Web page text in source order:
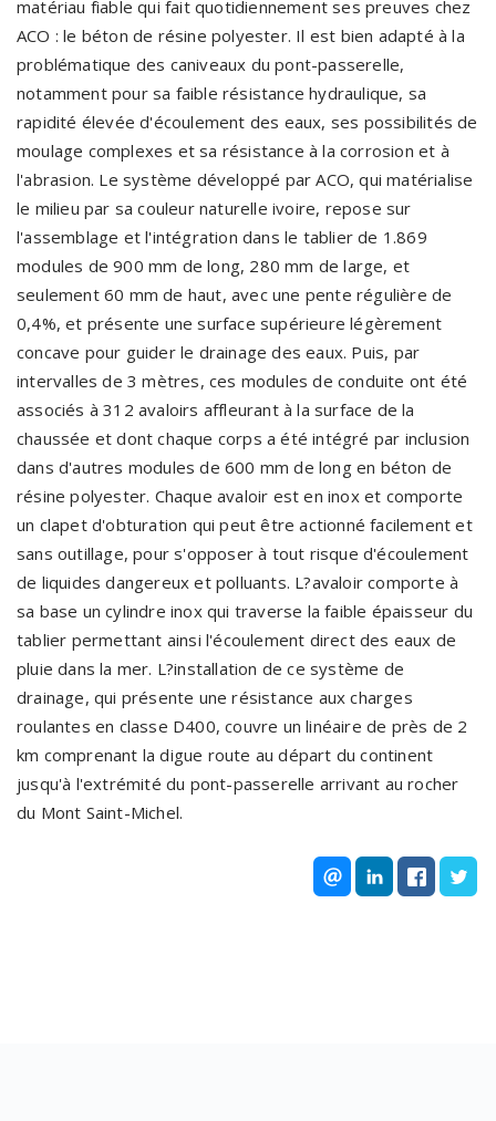
matériau fiable qui fait quotidiennement ses preuves chez
ACO : le béton de résine polyester. Il est bien adapté à la
problématique des caniveaux du pont-passerelle,
notamment pour sa faible résistance hydraulique, sa
rapidité élevée d'écoulement des eaux, ses possibilités de
moulage complexes et sa résistance à la corrosion et à
l'abrasion. Le système développé par ACO, qui matérialise
le milieu par sa couleur naturelle ivoire, repose sur
l'assemblage et l'intégration dans le tablier de 1.869
modules de 900 mm de long, 280 mm de large, et
seulement 60 mm de haut, avec une pente régulière de
0,4%, et présente une surface supérieure légèrement
concave pour guider le drainage des eaux. Puis, par
intervalles de 3 mètres, ces modules de conduite ont été
associés à 312 avaloirs affleurant à la surface de la
chaussée et dont chaque corps a été intégré par inclusion
dans d'autres modules de 600 mm de long en béton de
résine polyester. Chaque avaloir est en inox et comporte
un clapet d'obturation qui peut être actionné facilement et
sans outillage, pour s'opposer à tout risque d'écoulement
de liquides dangereux et polluants. L?avaloir comporte à
sa base un cylindre inox qui traverse la faible épaisseur du
tablier permettant ainsi l'écoulement direct des eaux de
pluie dans la mer. L?installation de ce système de
drainage, qui présente une résistance aux charges
roulantes en classe D400, couvre un linéaire de près de 2
km comprenant la digue route au départ du continent
jusqu'à l'extrémité du pont-passerelle arrivant au rocher
du Mont Saint-Michel.